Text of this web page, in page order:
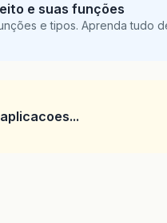
e suas funções
e tipos. Aprenda tudo